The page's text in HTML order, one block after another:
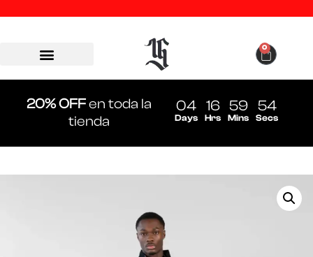
0
20% OFFen toda la
tienda
04
Days
16
Hrs
59
Mins
54
Secs